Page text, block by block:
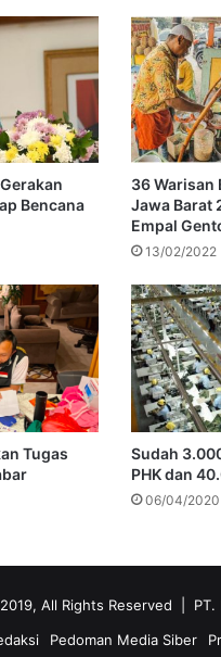
Bencana
36 Warisan
Jawa Barat
Empal
13/02/2022
Tugas
Sudah
PHK dan
06/04/2020
All Rights Reserved | PT.
Pedoman Media Siber